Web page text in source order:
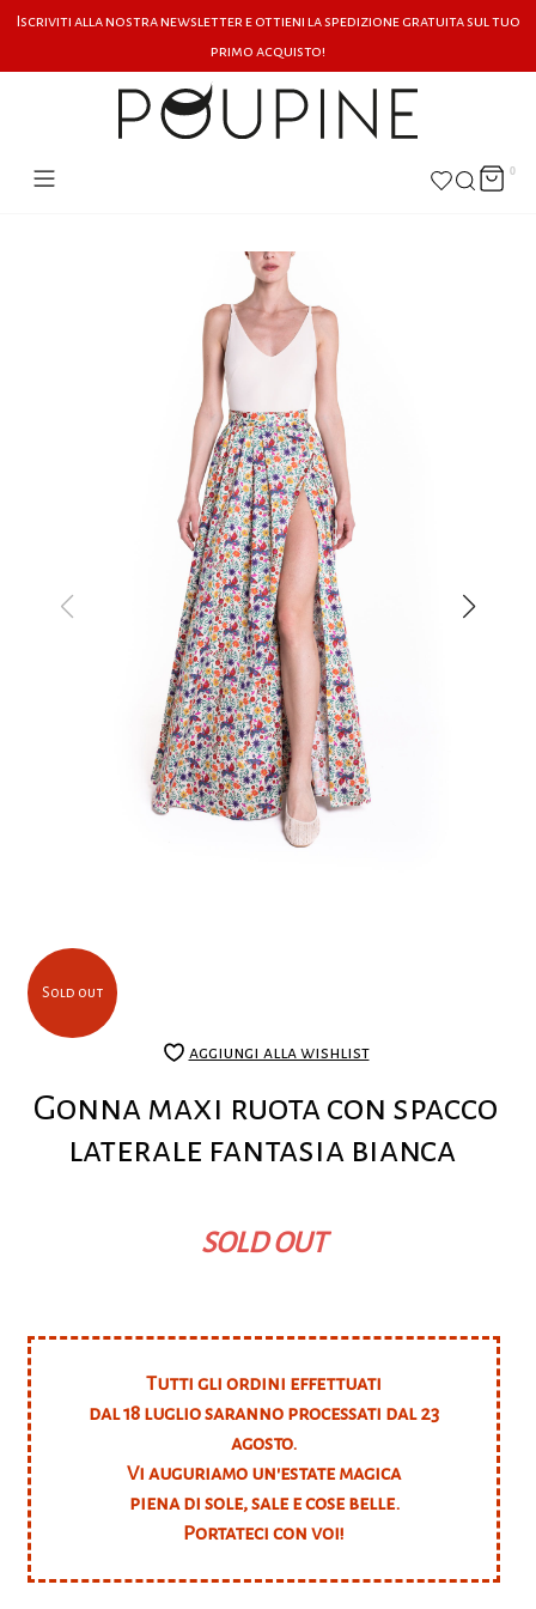
Iscriviti alla nostra newsletter e ottieni la spedizione gratuita sul tuo
primo acquisto!
0
Gonna maxi ruota con spacco
laterale fantasia bianca
Sold out
SOLD OUT
aggiungi alla wishlist
Tutti gli ordini effettuati
dal 18 luglio saranno processati dal 23
agosto.
Vi auguriamo un'estate magica
piena di sole, sale e cose belle.
Portateci con voi!